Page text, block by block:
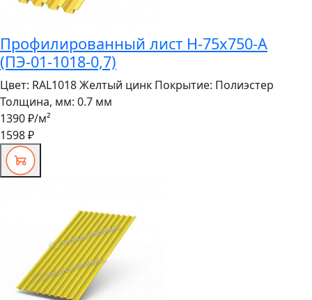
Профилированный лист Н-75x750-A
(ПЭ-01-1018-0,7)
Цвет: RAL1018 Желтый цинк Покрытие: Полиэстер
Толщина, мм: 0.7 мм
1390 ₽/м²
1598 ₽